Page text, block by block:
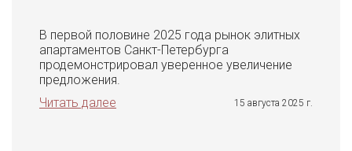
В первой половине 2025 года рынок элитных
апартаментов Санкт-Петербурга
продемонстрировал уверенное увеличение
предложения.
Читать далее
15 августа 2025 г.